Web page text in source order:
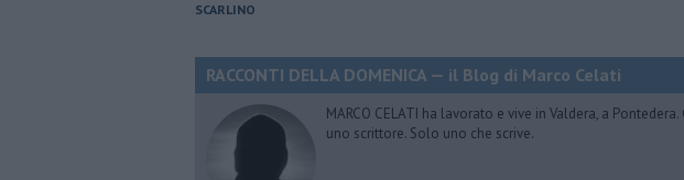
SCARLINO
RACCONTI DELLA DOMENICA — il Blog di Marco Celati
MARCO CELATI ha lavorato e vive in Valdera, a
uno scrittore. Solo uno che scrive.